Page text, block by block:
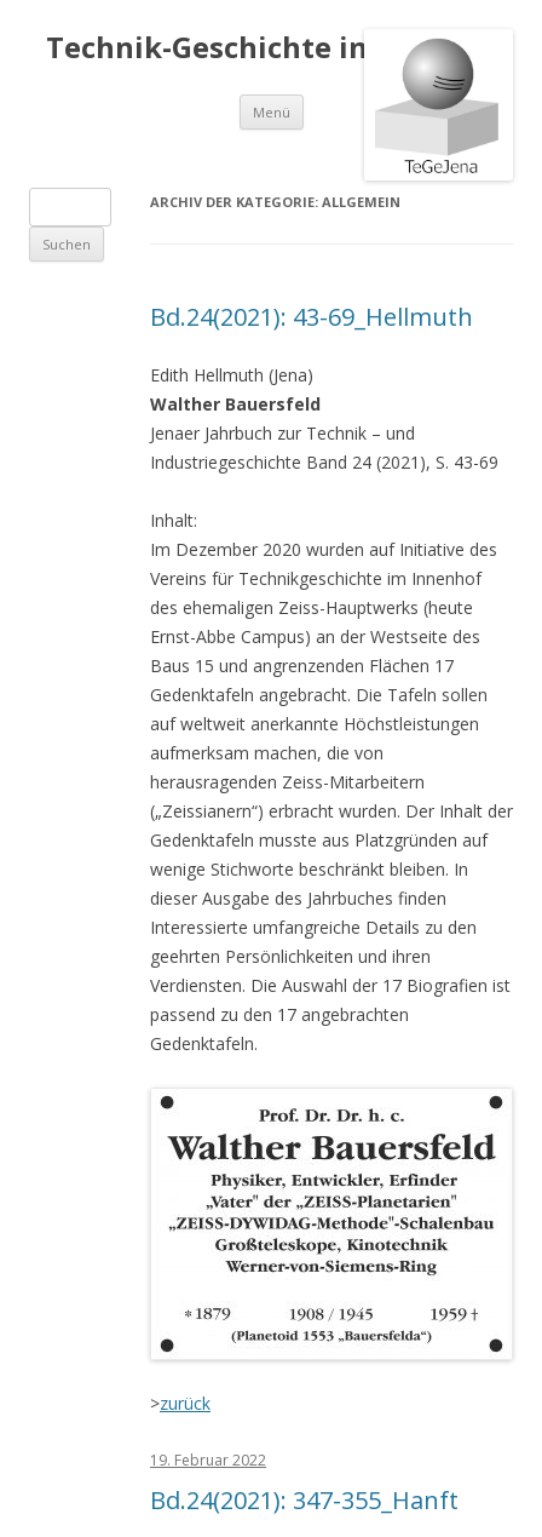
Technik-Geschichte in Jena e.V.
Menü Springe
Inhalt
ARCHIV DER KATEGORIE: ALLGEMEIN
Bd.24(2021): 43-69_Hellmuth
Edith Hellmuth (Jena)
Walther Bauersfeld
Jenaer Jahrbuch zur Technik – und
Industriegeschichte Band 24 (2021), S. 43-69
Inhalt:
Im Dezember 2020 wurden auf Initiative des
Vereins für Technikgeschichte im Innenhof
des ehemaligen Zeiss-Hauptwerks (heute
Ernst-Abbe Campus) an der Westseite des
Baus 15 und angrenzenden Flächen 17
Gedenktafeln angebracht. Die Tafeln sollen
auf weltweit anerkannte Höchstleistungen
aufmerksam machen, die von
herausragenden Zeiss-Mitarbeitern
(„Zeissianern“) erbracht wurden. Der Inhalt der
Gedenktafeln musste aus Platzgründen auf
wenige Stichworte beschränkt bleiben. In
dieser Ausgabe des Jahrbuches finden
Interessierte umfangreiche Details zu den
geehrten Persönlichkeiten und ihren
Verdiensten. Die Auswahl der 17 Biografien ist
passend zu den 17 angebrachten
Gedenktafeln.
>zurück
19. Februar 2022
Bd.24(2021): 347-355_Hanft
u
c